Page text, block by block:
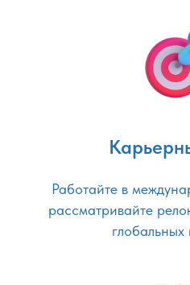
Работайте в
рассматривайте
глобальных